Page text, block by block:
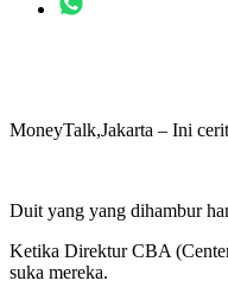
MoneyTalk,Jakarta – Ini
Duit yang yang dihambur
Ketika Direktur CBA
suka mereka.